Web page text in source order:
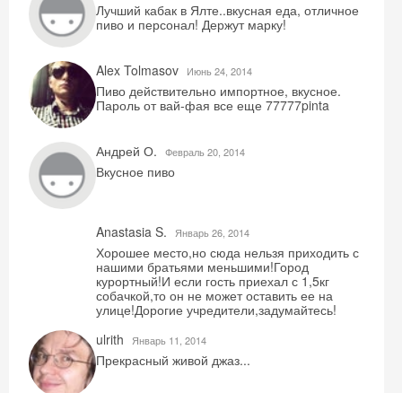
Лучший кабак в Ялте..вкусная еда, отличное
пиво и персонал! Держут марку!
Alex Tolmasov Июнь 24, 2014
Пиво действительно импортное, вкусное.
Пароль от вай-фая все еще 77777pinta
Андрей О. Февраль 20, 2014
Вкусное пиво
Anastasia S. Январь 26, 2014
Хорошее место,но сюда нельзя приходить с
нашими братьями меньшими!Город
курортный!И если гость приехал с 1,5кг
собачкой,то он не может оставить ее на
улице!Дорогие учредители,задумайтесь!
ulrith
Январь 11, 2014
Прекрасный живой джаз...